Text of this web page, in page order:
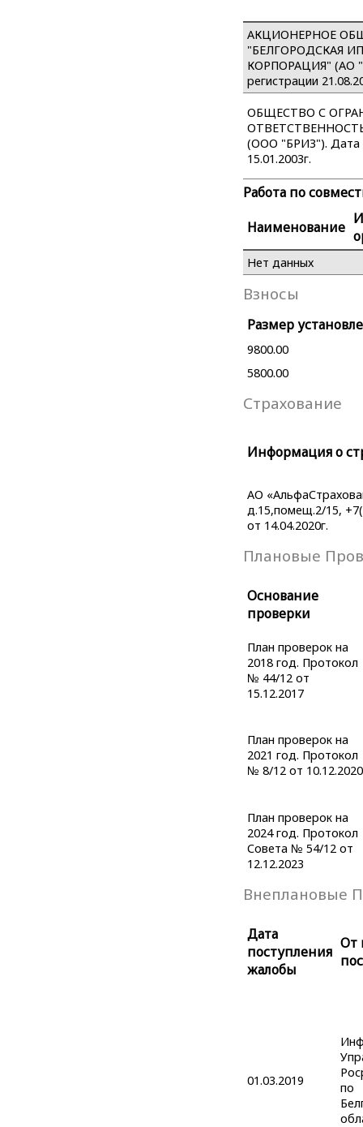
АКЦИОНЕРНОЕ
"БЕЛГОРОДСКАЯ
КОРПОРАЦИЯ" (АО
регистрации
ОБЩЕСТВО С
(ООО "БРИЗ"). Дата
15.01.2003г.
Работа по
Наименование
Нет данных
Взносы
Размер
9800.00
5800.00
Страхование
Информация о
АО
д.15,помещ.2/15,
от 14.04.2020г.
Плановые
Основание
проверки
План проверок на
2018 год. Протокол
№ 44/12 от
15.12.2017
План проверок на
2021 год. Протокол
№ 8/12 от 10.12.2020
План проверок на
2024 год. Протокол
Совета № 54/12 от
12.12.2023
Внеплановые
Дата
поступления
жалобы
От
01.03.2019
по